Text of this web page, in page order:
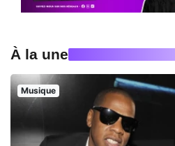
À la une
Musique